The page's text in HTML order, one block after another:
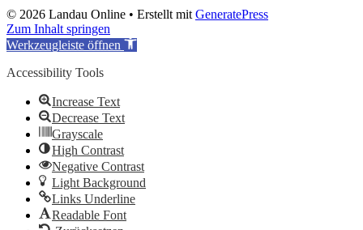
© 2026 Landau Online • Erstellt mit GeneratePress
Zum Inhalt springen
Werkzeugleiste öffnen
Accessibility Tools
Increase Text
Decrease Text
Grayscale
High Contrast
Negative Contrast
Light Background
Links Underline
Readable Font